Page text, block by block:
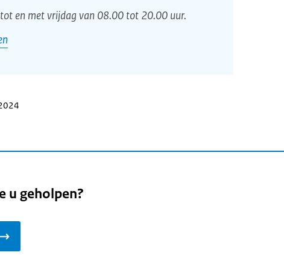
en met vrijdag van 08.00 tot 20.00 uur.
u geholpen?